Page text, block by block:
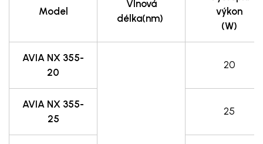
Model
Vlnová
délka(nm)
výkon
(W)
AVIA NX 355-
20
20
AVIA NX 355-
25
25